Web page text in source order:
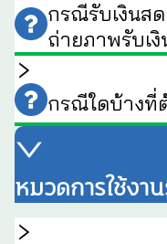
กรณีรับเงินส
ถ่ายภาพรับเ
กรณีใดบ้างที่
หมวดการใช้งา